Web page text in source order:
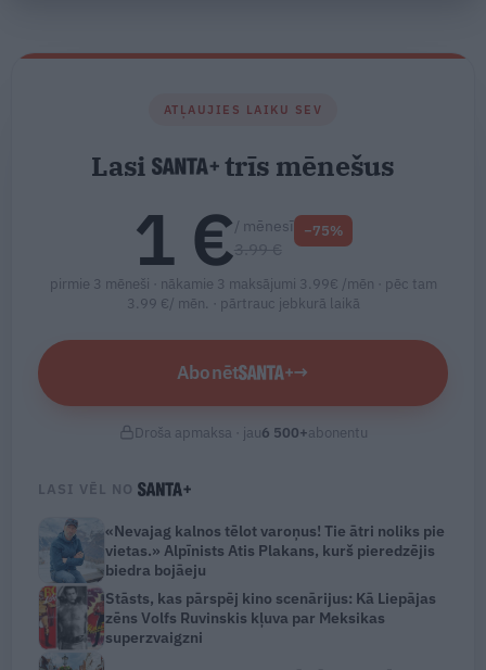
ATĻAUJIES LAIKU SEV
Lasi trīs mēnešus
1 €/ mēnesī −75%
pirmie 3 mēneši · nākamie 3 maksājumi 3.99€ /mēn · pēc tam
3.99 €/ mēn. · pārtrauc jebkurā laikā
Abonēt →
Droša apmaksa · jau6 500+abonentu
LASI VĒL NO
«Nevajag kalnos tēlot varoņus! Tie ātri noliks pie
vietas.» Alpīnists Atis Plakans, kurš pieredzējis
biedra bojāeju
Stāsts, kas pārspēj kino scenārijus: Kā Liepājas
zēns Volfs Ruvinskis kļuva par Meksikas
superzvaigzni